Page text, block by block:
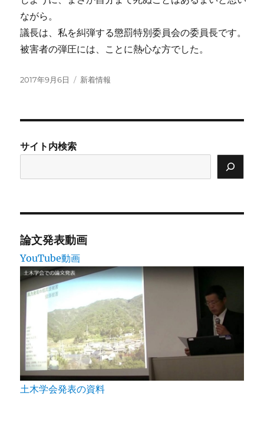
ながら。
議長は、私を糾弾する懲罰特別委員会の委員長です。
被害者の弾圧には、ことに熱心な方でした。
投
2017年9月6日
カ
新着情報
サイト内検索
論文発表動画
YouTube動画
土木学会発表の資料